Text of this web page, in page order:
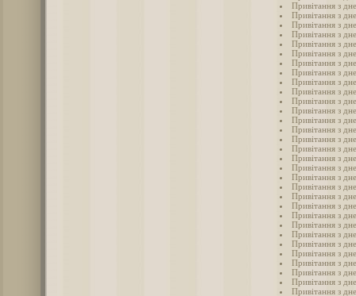
Привітання з
Привітання з
Привітання з
Привітання з
Привітання з
Привітання з
Привітання з
Привітання з
Привітання з
Привітання з
Привітання з
Привітання з
Привітання з
Привітання з
Привітання з
Привітання з
Привітання з
Привітання з
Привітання з
Привітання з
Привітання з
Привітання з
Привітання з
Привітання з
Привітання з
Привітання з
Привітання з
Привітання з
Привітання з
Привітання з
Привітання з